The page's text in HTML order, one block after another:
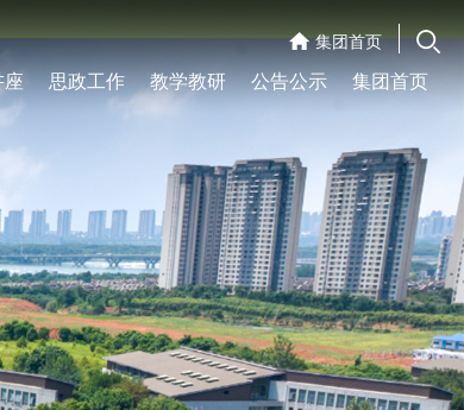
集团首页
座 思政工作 教学教研 公告公示 集团首页